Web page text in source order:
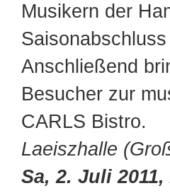
Musikern der
Anschließend
Besucher zur
CARLS Bistro.
Laeiszhalle
Sa, 2. Juli